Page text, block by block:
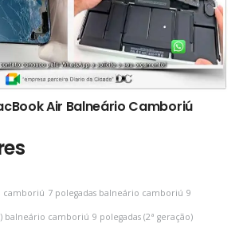
Air Balneário Camboriú
camboriú 7 polegadas balneário camboriú 9
balneário camboriú 9 polegadas (2ª geração)